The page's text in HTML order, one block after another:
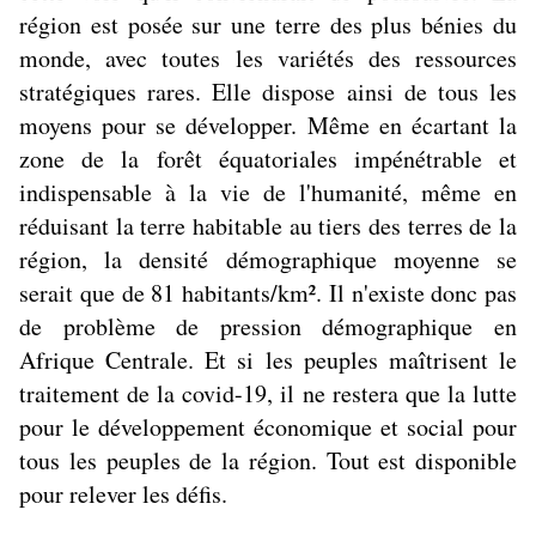
région est posée sur une terre des plus bénies du
monde, avec toutes les variétés des ressources
stratégiques rares. Elle dispose ainsi de tous les
moyens pour se développer. Même en écartant la
zone de la forêt équatoriales impénétrable et
indispensable à la vie de l'humanité, même en
réduisant la terre habitable au tiers des terres de la
région, la densité démographique moyenne se
serait que de 81 habitants/km². Il n'existe donc pas
de problème de pression démographique en
Afrique Centrale. Et si les peuples maîtrisent le
traitement de la covid-19, il ne restera que la lutte
pour le développement économique et social pour
tous les peuples de la région. Tout est disponible
pour relever les défis.